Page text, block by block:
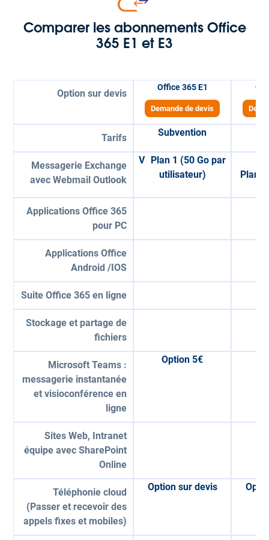
Comparer les abonnements Office
365 E1 et E3
Option sur devis
Office 365 E1
Demande de devis
Tarifs Subvention
Messagerie Exchange
avec Webmail Outlook
V Plan 1 (50 Go par
utilisateur)
Plan
Applications Office 365
pour PC
Applications Office
Android /IOS
Suite Office 365 en ligne
Stockage et partage de
fichiers
Microsoft Teams :
messagerie instantanée
et visioconférence en
ligne
Option 5€
Sites Web, Intranet
équipe avec SharePoint
Online
Téléphonie cloud
(Passer et recevoir des
appels fixes et mobiles)
Option sur devis